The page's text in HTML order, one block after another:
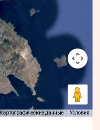
Картографические данные Условия